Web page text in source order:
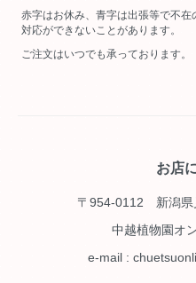
赤字はお休み、青字は出張等で不
対応ができないことがあります。
ご注文はいつでも承っております。
お店
〒954-0112 新潟県
中越植物園オ
e-mail :